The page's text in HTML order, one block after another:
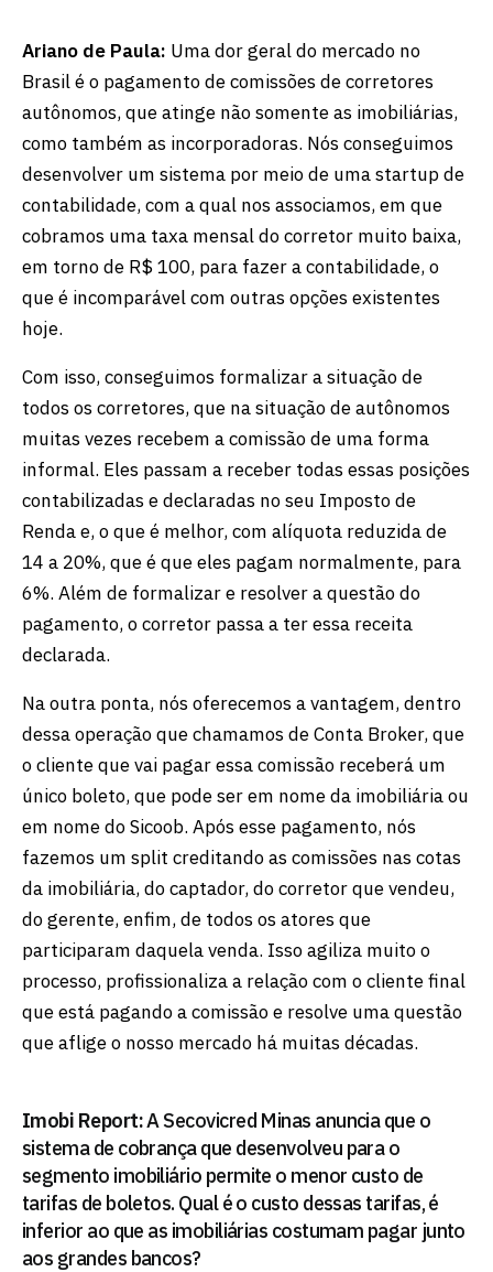
Ariano de Paula: Uma dor geral do mercado no
Brasil é o pagamento de comissões de corretores
autônomos, que atinge não somente as imobiliárias,
como também as incorporadoras. Nós conseguimos
desenvolver um sistema por meio de uma startup de
contabilidade, com a qual nos associamos, em que
cobramos uma taxa mensal do corretor muito baixa,
em torno de R$ 100, para fazer a contabilidade, o
que é incomparável com outras opções existentes
hoje.
Com isso, conseguimos formalizar a situação de
todos os corretores, que na situação de autônomos
muitas vezes recebem a comissão de uma forma
informal. Eles passam a receber todas essas posições
contabilizadas e declaradas no seu Imposto de
Renda e, o que é melhor, com alíquota reduzida de
14 a 20%, que é que eles pagam normalmente, para
6%. Além de formalizar e resolver a questão do
pagamento, o corretor passa a ter essa receita
declarada.
Na outra ponta, nós oferecemos a vantagem, dentro
dessa operação que chamamos de Conta Broker, que
o cliente que vai pagar essa comissão receberá um
único boleto, que pode ser em nome da imobiliária ou
em nome do Sicoob. Após esse pagamento, nós
fazemos um split creditando as comissões nas cotas
da imobiliária, do captador, do corretor que vendeu,
do gerente, enfim, de todos os atores que
participaram daquela venda. Isso agiliza muito o
processo, profissionaliza a relação com o cliente final
que está pagando a comissão e resolve uma questão
que aflige o nosso mercado há muitas décadas.
Imobi Report:A Secovicred Minas anuncia que o
sistema de cobrança que desenvolveu para o
segmento imobiliário permite o menor custo de
tarifas de boletos. Qual é o custo dessas tarifas, é
inferior ao que as imobiliárias costumam pagar junto
aos grandes bancos?